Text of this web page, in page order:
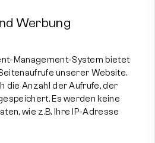
Werbung
Management-System bietet
unserer Website.
die Anzahl der Aufrufe, der
Es werden keine
wie z.B. Ihre IP-Adresse